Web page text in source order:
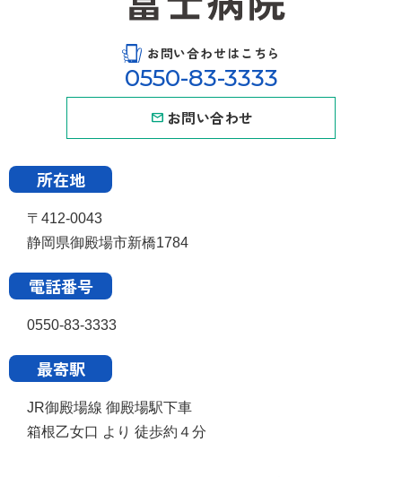
お問い合わせはこちら
0550-83-3333
お問い合わせ
所在地
〒412-0043
静岡県御殿場市新橋1784
電話番号
0550-83-3333
最寄駅
JR御殿場線 御殿場駅下車
箱根乙女口 より 徒歩約４分